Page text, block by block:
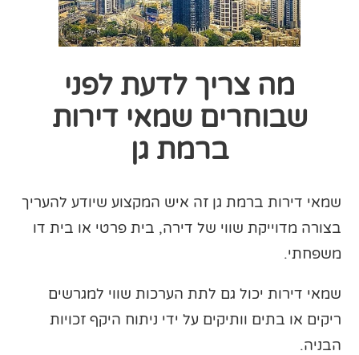
מה צריך לדעת לפני
שבוחרים שמאי דירות
ברמת גן
שמאי דירות ברמת גן זה איש המקצוע שיודע להעריך
בצורה מדוייקת שווי של דירה, בית פרטי או בית דו
משפחתי.
שמאי דירות יכול גם לתת הערכות שווי למגרשים
ריקים או בתים וותיקים על ידי ניתוח היקף זכויות
הבניה.